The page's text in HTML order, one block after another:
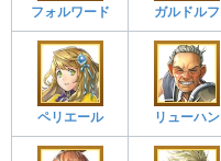
フォルワード ガルドルフ
ペリエール リューハン